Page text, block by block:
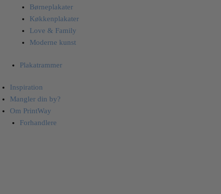
Børneplakater
Køkkenplakater
Love & Family
Moderne kunst
Plakatrammer
Inspiration
Mangler din by?
Om PrintWay
Forhandlere